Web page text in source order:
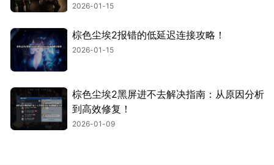
2026-01-15
棕色尘埃2报错的低延迟连接攻略！
2026-01-15
棕色尘埃2黑屏进不去解决指南：从原因分析
到高效修复！
2026-01-09